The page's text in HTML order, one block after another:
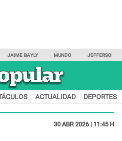
JAIME BAYLY MUNDO JEFFERSON
ACTUALIDAD DEPORTES
30 ABR 2026 | 11:45 H